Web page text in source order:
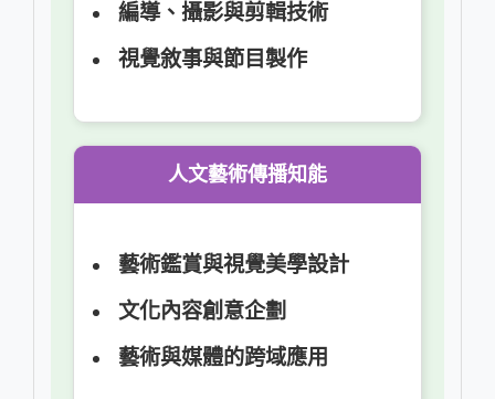
編導、攝影與剪輯技術
視覺敘事與節目製作
人文藝術傳播知能
藝術鑑賞與視覺美學設計
文化內容創意企劃
藝術與媒體的跨域應用